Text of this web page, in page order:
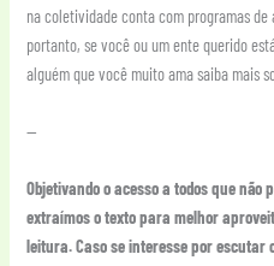
na coletividade conta com programas
portanto, se você ou um ente querido
alguém que você muito ama saiba mais
—
Objetivando o acesso a todos que não
extraímos o texto para melhor
leitura. Caso se interesse por escutar